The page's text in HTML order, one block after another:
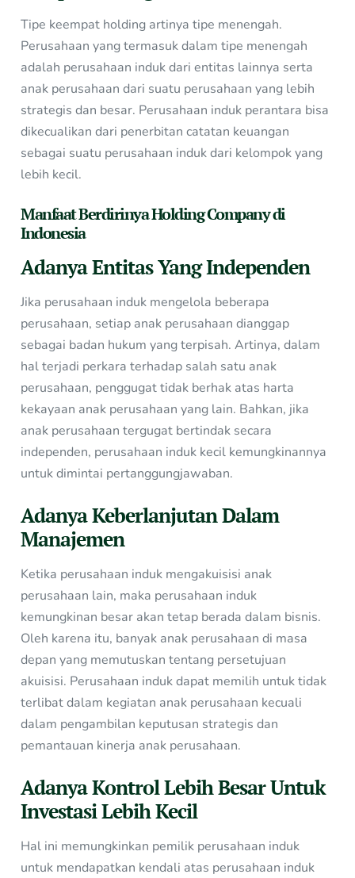
Tipe keempat holding artinya tipe menengah.
Perusahaan yang termasuk dalam tipe menengah
adalah perusahaan induk dari entitas lainnya serta
anak perusahaan dari suatu perusahaan yang lebih
strategis dan besar. Perusahaan induk perantara bisa
dikecualikan dari penerbitan catatan keuangan
sebagai suatu perusahaan induk dari kelompok yang
lebih kecil.
Manfaat Berdirinya Holding Company di
Indonesia
Adanya Entitas Yang Independen
Jika perusahaan induk mengelola beberapa
perusahaan, setiap anak perusahaan dianggap
sebagai badan hukum yang terpisah. Artinya, dalam
hal terjadi perkara terhadap salah satu anak
perusahaan, penggugat tidak berhak atas harta
kekayaan anak perusahaan yang lain. Bahkan, jika
anak perusahaan tergugat bertindak secara
independen, perusahaan induk kecil kemungkinannya
untuk dimintai pertanggungjawaban.
Adanya Keberlanjutan Dalam
Manajemen
Ketika perusahaan induk mengakuisisi anak
perusahaan lain, maka perusahaan induk
kemungkinan besar akan tetap berada dalam bisnis.
Oleh karena itu, banyak anak perusahaan di masa
depan yang memutuskan tentang persetujuan
akuisisi. Perusahaan induk dapat memilih untuk tidak
terlibat dalam kegiatan anak perusahaan kecuali
dalam pengambilan keputusan strategis dan
pemantauan kinerja anak perusahaan.
Adanya Kontrol Lebih Besar Untuk
Investasi Lebih Kecil
Hal ini memungkinkan pemilik perusahaan induk
untuk mendapatkan kendali atas perusahaan induk